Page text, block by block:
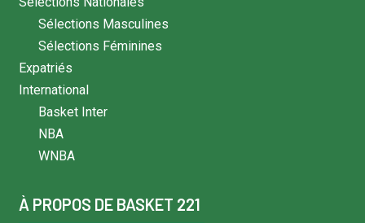
Sélections Masculines
Sélections Féminines
Expatriés
International
Basket Inter
NBA
WNBA
À PROPOS DE BASKET 221